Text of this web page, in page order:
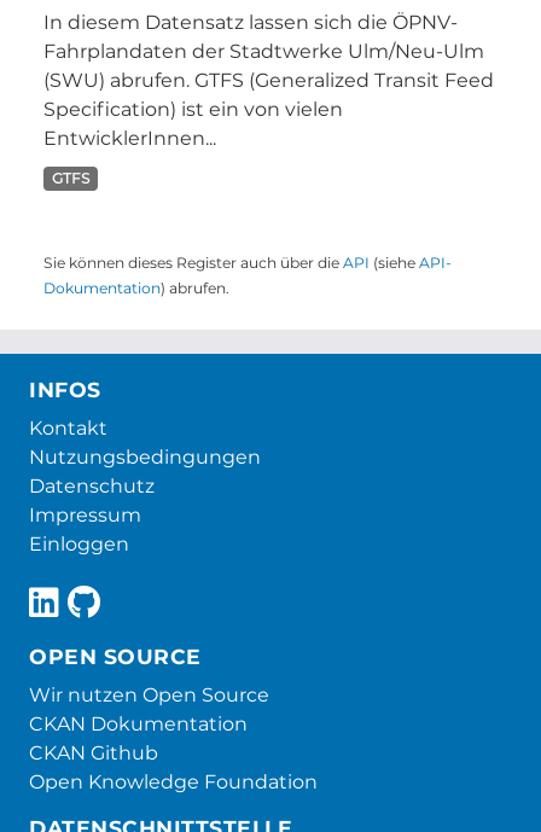
In diesem Datensatz lassen sich die ÖPNV-
Fahrplandaten der Stadtwerke Ulm/Neu-Ulm
(SWU) abrufen. GTFS (Generalized Transit Feed
Specification) ist ein von vielen
EntwicklerInnen...
GTFS
Sie können dieses Register auch über die API (siehe API-
Dokumentation) abrufen.
INFOS
Kontakt
Nutzungsbedingungen
Datenschutz
Impressum
Einloggen
OPEN SOURCE
Wir nutzen Open Source
CKAN Dokumentation
CKAN Github
Open Knowledge Foundation